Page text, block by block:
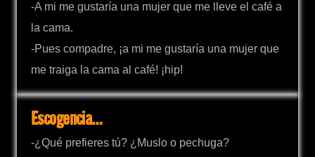
-A mi me gustaría una mujer que me lleve el café a
la cama.
-Pues compadre, ¡a mi me gustaría una mujer que
me traiga la cama al café! ¡hip!
Escogencia…
-¿Qué prefieres tú? ¿Muslo o pechuga?